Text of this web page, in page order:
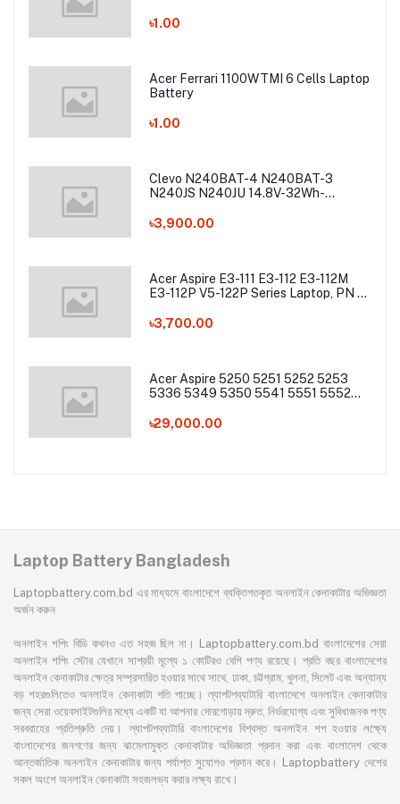
৳1.00
Acer Ferrari 1100WTMI 6 Cells Laptop
Battery
৳1.00
Clevo N240BAT-4 N240BAT-3
N240JS N240JU 14.8V-32Wh-
৳3,900.00
Acer Aspire E3-111 E3-112 E3-112M
E3-112P V5-122P Series Laptop, PN -
৳3,700.00
Acer Aspire 5250 5251 5252 5253
5336 5349 5350 5541 5551 5552
5745 5749 5750 5755 5760 7251
৳29,000.00
Laptop Battery Bangladesh
Laptopbattery.com.bd এর মাধ্যমে বাংলাদেশে ব্যক্তিগতকৃত অনলাইন কেনাকাটার অভিজ্ঞতা
অর্জন করুন
অনলাইন শপিং বিডি কখনও এত সহজ ছিল না। Laptopbattery.com.bd বাংলাদেশের সেরা
অনলাইন শপিং স্টোর যেখানে সাশ্রয়ী মূল্যে ১ কোটিরও বেশি পণ্য রয়েছে। প্রতি বছর বাংলাদেশের
অনলাইন কেনাকাটার ক্ষেত্র সম্প্রসারিত হওয়ার সাথে সাথে, ঢাকা, চট্টগ্রাম, খুলনা, সিলেট এবং অন্যান্য
বড় শহরগুলিতেও অনলাইন কেনাকাটা গতি পাচ্ছে। ল্যাপটপব্যাটারি বাংলাদেশে অনলাইন কেনাকাটার
জন্য সেরা ওয়েবসাইটগুলির মধ্যে একটি যা আপনার দোরগোড়ায় দ্রুত, নির্ভরযোগ্য এবং সুবিধাজনক পণ্য
সরবরাহের প্রতিশ্রুতি দেয়। ল্যাপটপব্যাটারি বাংলাদেশের বিশ্বস্ত অনলাইন শপ হওয়ার লক্ষ্যে
বাংলাদেশের জনগণের জন্য ঝামেলামুক্ত কেনাকাটার অভিজ্ঞতা প্রদান করা এবং বাংলাদেশ থেকে
আন্তর্জাতিক অনলাইন কেনাকাটার জন্য পর্যাপ্ত সুযোগও প্রদান করে। Laptopbattery দেশের
সকল অংশে অনলাইন কেনাকাটা সহজলভ্য করার লক্ষ্য রাখে।